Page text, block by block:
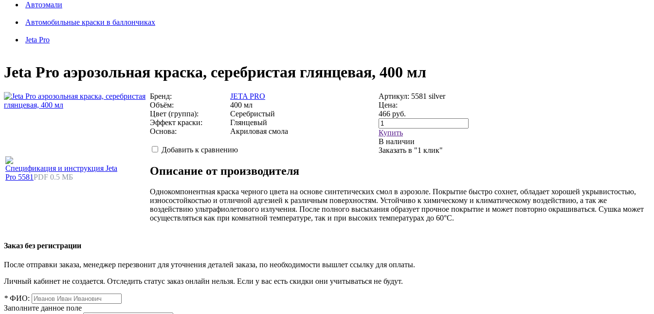
Автоэмали
Автомобильные краски в баллончиках
Jeta Pro
Jeta Pro аэрозольная краска, серебристая глянцевая, 400 мл
Бренд:
JETA PRO
Объём:
400 мл
Цвет (группа):
Серебристый
Эффект краски:
Глянцевый
Основа:
Акриловая смола
Добавить к сравнению
Артикул: 5581 silver
Цена:
466 руб.
Купить
В наличии
Заказать в "1 клик"
Спецификация и инструкция Jeta
Pro 5581PDF 0.5 МБ Описание от производителя
Однокомпонентная краска черного цвета на основе синтетических смол в аэрозоле. Покрытие быстро сохнет, обладает хорошей укрывистостью,
износостойкостью и отличной адгезией к различным поверхностям. Устойчиво к химическому и климатическому воздействию, а так же
воздействию ультрафиолетового излучения. После полного высыхания образует прочное покрытие и может повторно окрашиваться. Сушка может
осуществляться как при комнатной температуре, так и при высоких температурах до 60°C.
Заказ без регистрации
После отправки заказа, менеджер перезвонит для уточнения деталей заказа, по необходимости вышлет ссылку для оплаты.
Личный кабинет не создается. Отследить статус заказ онлайн нельзя. Если у вас есть скидки они учитываться не будут.
* ФИО:
Заполните данное поле